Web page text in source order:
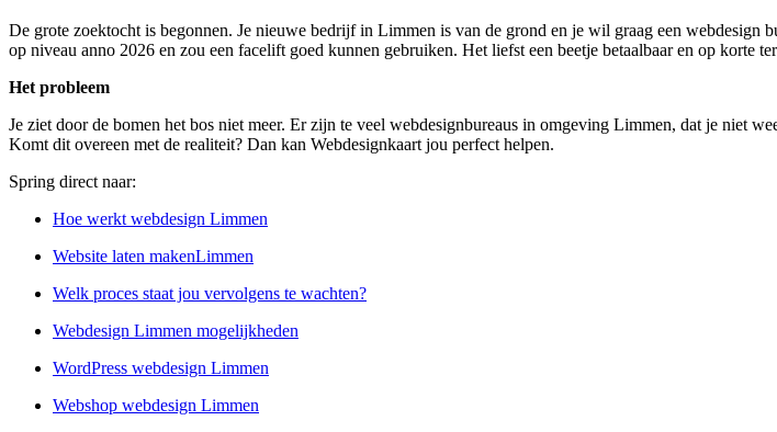
De grote zoektocht is begonnen. Je nieuwe bedrijf in Limmen is van de grond en je wil graag een webdesign
op niveau anno 2026 en zou een facelift goed kunnen gebruiken. Het liefst een beetje betaalbaar en op korte
Het probleem
Je ziet door de bomen het bos niet meer. Er zijn te veel webdesignbureaus in omgeving Limmen, dat je niet
Komt dit overeen met de realiteit? Dan kan Webdesignkaart jou perfect helpen.
Spring direct naar:
Hoe werkt webdesign Limmen
Website laten makenLimmen
Welk proces staat jou vervolgens te wachten?
Webdesign Limmen mogelijkheden
WordPress webdesign Limmen
Webshop webdesign Limmen